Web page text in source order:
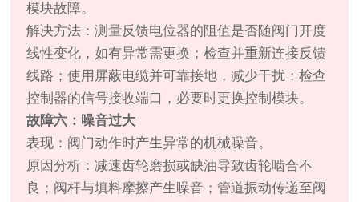
模块故障。
解决方法：测量反馈电位器的阻值是否随阀门开度
线性变化，如有异常需更换；检查并重新连接反馈
线路；使用屏蔽电缆并可靠接地，减少干扰；检查
控制器的信号接收端口，必要时更换控制模块。
故障六：噪音过大
表现：阀门动作时产生异常的机械噪音。
原因分析：减速齿轮磨损或缺油导致齿轮啮合不
良；阀杆与填料摩擦产生噪音；管道振动传递至阀